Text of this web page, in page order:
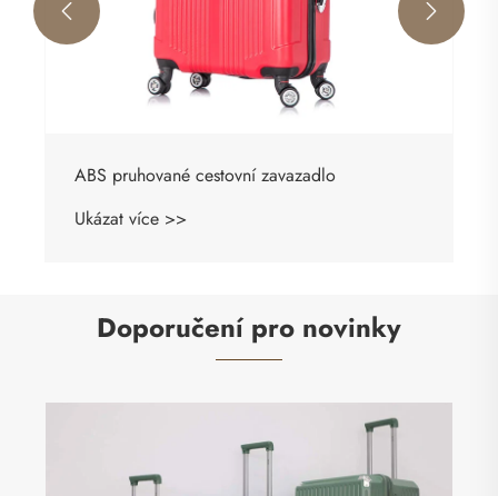
ABS pruhované cestovní zavazadlo
Ukázat více >>
 
Doporučení pro novinky